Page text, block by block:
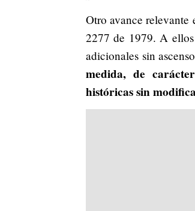
Otro avance relevante
2277 de 1979. A
adicionales sin
medida, de
históricas sin